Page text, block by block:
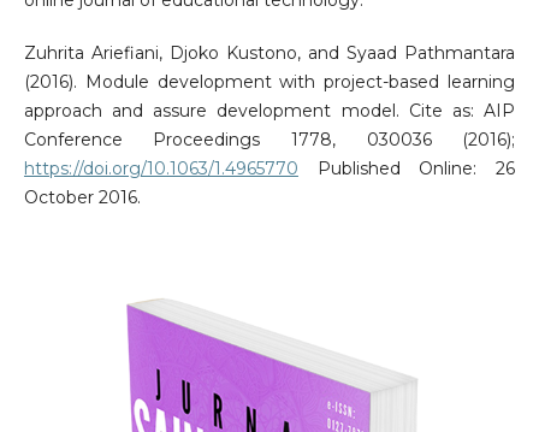
Zuhrita Ariefiani, Djoko Kustono, and Syaad Pathmantara
(2016). Module development with project-based learning
approach and assure development model. Cite as: AIP
Conference Proceedings 1778, 030036 (2016);
https://doi.org/10.1063/1.4965770 Published Online: 26
October 2016.